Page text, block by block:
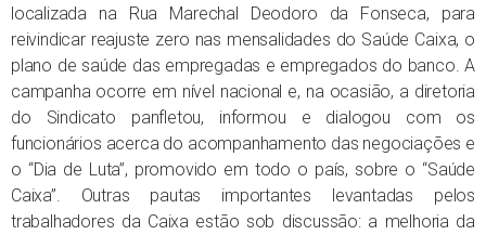
localizada na Rua Marechal Deodoro da Fonseca, para
reivindicar reajuste zero nas mensalidades do Saúde Caixa, o
plano de saúde das empregadas e empregados do banco. A
campanha ocorre em nível nacional e, na ocasião, a diretoria
do Sindicato panfletou, informou e dialogou com os
funcionários acerca do acompanhamento das negociações e
o “Dia de Luta”, promovido em todo o país, sobre o “Saúde
Caixa”. Outras pautas importantes levantadas pelos
trabalhadores da Caixa estão sob discussão: a melhoria da